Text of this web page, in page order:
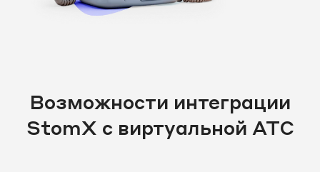
Возможности интеграции
StomX с виртуальной АТС